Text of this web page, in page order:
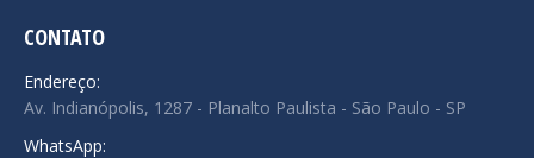
CONTATO
Endereço:
Av. Indianópolis, 1287 - Planalto Paulista - São Paulo - SP
WhatsApp: